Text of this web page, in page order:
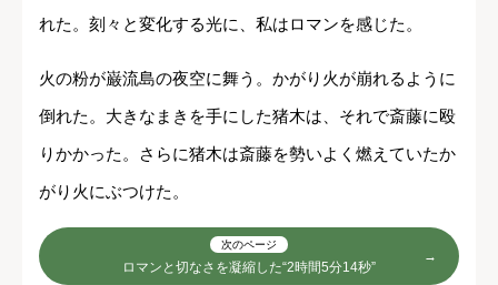
れた。刻々と変化する光に、私はロマンを感じた。
火の粉が巌流島の夜空に舞う。かがり火が崩れるように
倒れた。大きなまきを手にした猪木は、それで斎藤に殴
りかかった。さらに猪木は斎藤を勢いよく燃えていたか
がり火にぶつけた。
次のページ
ロマンと切なさを凝縮した“2時間5分14秒”